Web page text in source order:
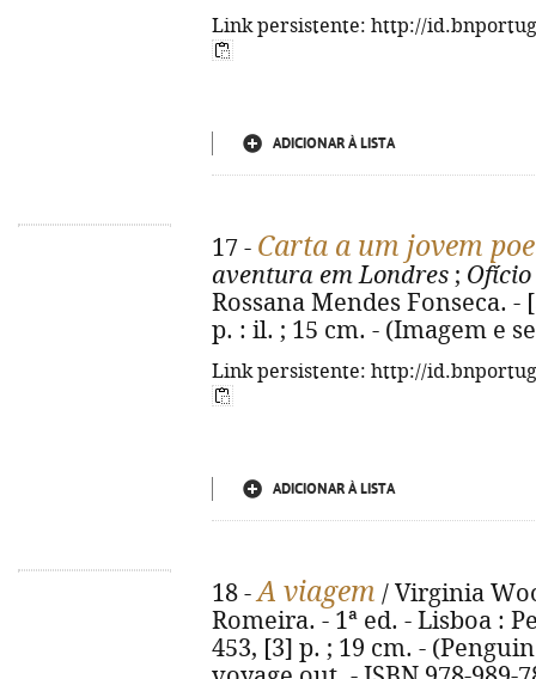
Link persistente: http://
ADICIONAR À LISTA
17 - Carta a um jovem
aventura em Londres ;
Rossana Mendes Fonseca. -
p. : il. ; 15 cm. - (Imagem e
Link persistente: http://
ADICIONAR À LISTA
18 -A viagem / Virginia
Romeira. - 1ª ed. - Lisboa :
453, [3] p. ; 19 cm. -